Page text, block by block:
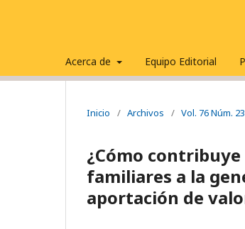
Acerca de Equipo Editorial
Inicio / Archivos / Vol. 76 Núm.
¿Cómo
familiares a la
aportación de